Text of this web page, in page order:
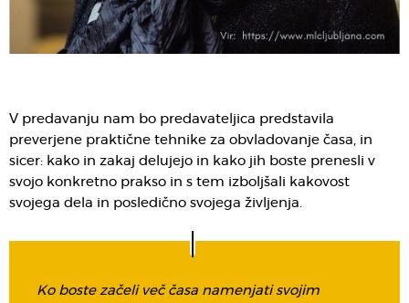
V predavanju nam bo predavateljica predstavila
preverjene praktične tehnike za obvladovanje časa, in
sicer: kako in zakaj delujejo in kako jih boste prenesli v
svojo konkretno prakso in s tem izboljšali kakovost
svojega dela in posledično svojega življenja.
Ko boste začeli več časa namenjati svojim